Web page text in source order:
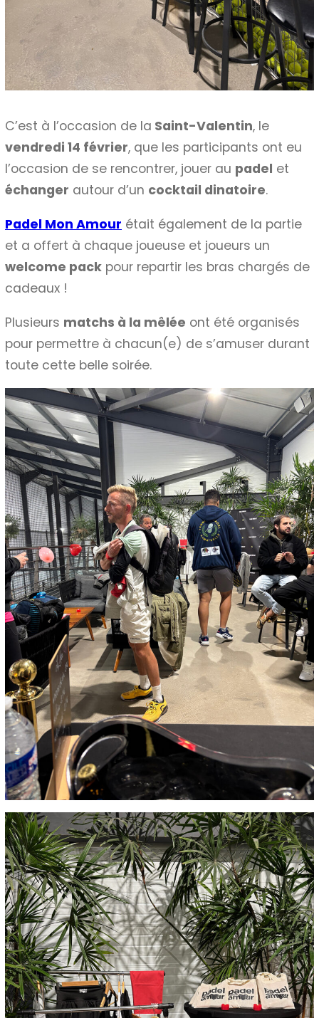
C’est à l’occasion de la Saint-Valentin, le
vendredi 14 février, que les participants ont eu
l’occasion de se rencontrer, jouer au padel et
échanger autour d’un cocktail dinatoire.
Padel Mon Amour était également de la partie
et a offert à chaque joueuse et joueurs un
welcome pack pour repartir les bras chargés de
cadeaux !
Plusieurs matchs à la mêlée ont été organisés
pour permettre à chacun(e) de s’amuser durant
toute cette belle soirée.